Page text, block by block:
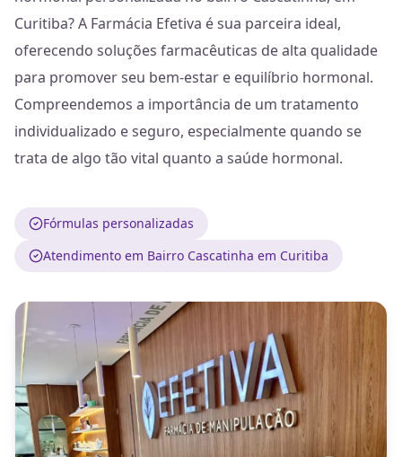
Curitiba? A Farmácia Efetiva é sua parceira ideal,
oferecendo soluções farmacêuticas de alta qualidade
para promover seu bem-estar e equilíbrio hormonal.
Compreendemos a importância de um tratamento
individualizado e seguro, especialmente quando se
trata de algo tão vital quanto a saúde hormonal.
Fórmulas personalizadas
Atendimento em Bairro Cascatinha em Curitiba